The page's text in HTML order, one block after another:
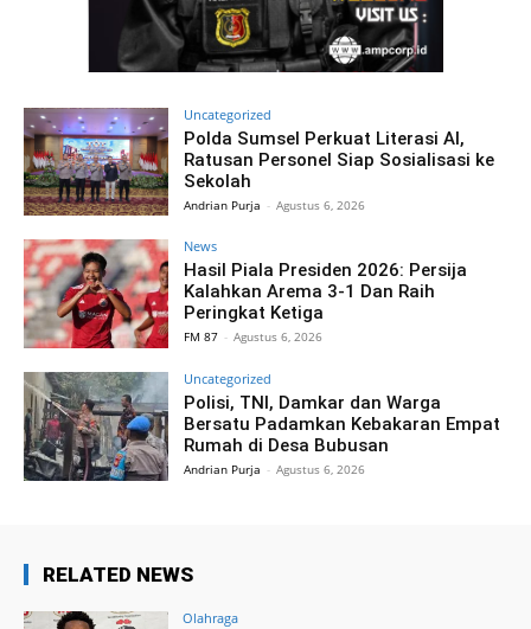
Uncategorized
Polda Sumsel Perkuat Literasi AI,
Ratusan Personel Siap Sosialisasi ke
Sekolah
Andrian Purja - Agustus 6, 2026
News
Hasil Piala Presiden 2026: Persija
Kalahkan Arema 3-1 Dan Raih
Peringkat Ketiga
FM 87 - Agustus 6, 2026
Uncategorized
Polisi, TNI, Damkar dan Warga
Bersatu Padamkan Kebakaran Empat
Rumah di Desa Bubusan
Andrian Purja - Agustus 6, 2026
RELATED NEWS
Olahraga